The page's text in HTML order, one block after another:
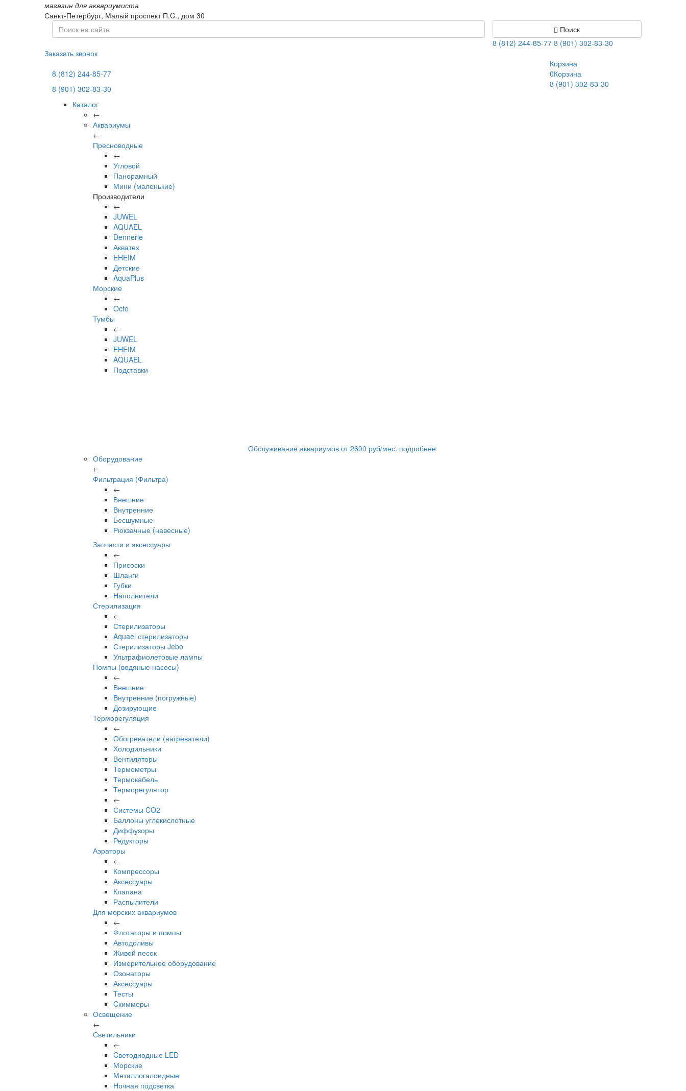
магазин для аквариумиста
Санкт-Петербург, Малый проспект П.C., дом 30
Поиск
8 (812) 244-85-77 8 (901) 302-83-30
Заказать звонок
8 (812) 244-85-77
8 (901) 302-83-30
Каталог
←
Аквариумы
←
Пресноводные
←
Угловой
Панорамный
Мини (маленькие)
Производители
←
JUWEL
AQUAEL
Dennerle
Акватех
EHEIM
Детские
AquaPlus
Морские
←
Octo
Тумбы
←
JUWEL
EHEIM
AQUAEL
Подставки
Обслуживание аквариумов от2600 руб/мес. подробнее
Оборудование
←
Фильтрация (Фильтра)
←
Внешние
Внутренние
Бесшумные
Рюкзачные (навесные)
Запчасти и аксессуары
←
Присоски
Шланги
Губки
Наполнители
Стерилизация
←
Стерилизаторы
Aquael стерилизаторы
Стерилизаторы Jebo
Ультрафиолетовые лампы
Помпы (водяные насосы)
←
Внешние
Внутренние (погружные)
Дозирующие
Терморегуляция
←
Обогреватели (нагреватели)
Холодильники
Вентиляторы
Термометры
Термокабель
Терморегулятор
←
Системы CO2
Баллоны углекислотные
Диффузоры
Редукторы
Аэраторы
←
Компрессоры
Аксессуары
Клапана
Распылители
Для морских аквариумов
←
Флотаторы и помпы
Автодоливы
Живой песок
Измерительное оборудование
Озонаторы
Аксессуары
Тесты
Cкиммеры
Освещение
←
Светильники
←
Cветодиодные LED
Морские
Металлогалоидные
Ночная подсветка
Корзина
0Корзина
8 (901) 302-83-30